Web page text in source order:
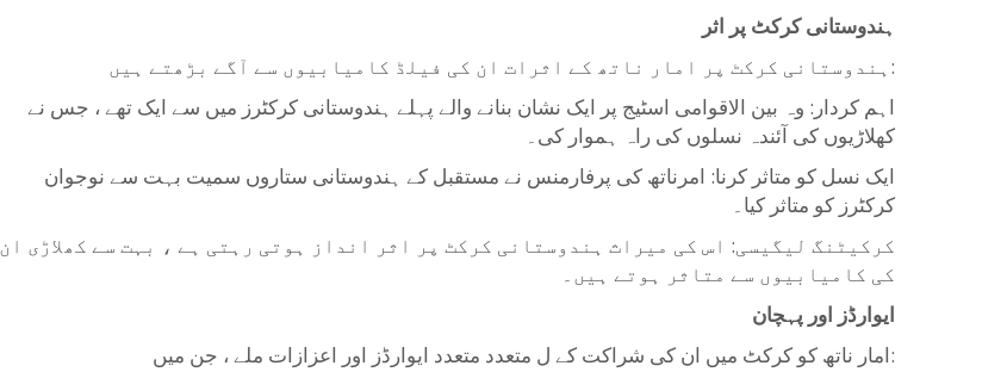
ہندوستانی کرکٹ پر اثر
ہندوستانی کرکٹ پر امار ناتھ کے اثرات ان کی فیلڈ کامیابیوں سے آگے بڑھتے ہیں:
اہم کردار: وہ بین الاقوامی اسٹیج پر ایک نشان بنانے والے پہلے ہندوستانی کرکٹرز میں سے ایک تھے ، جس نے
کھلاڑیوں کی آئندہ نسلوں کی راہ ہموار کی۔
ایک نسل کو متاثر کرنا: امرناتھ کی پرفارمنس نے مستقبل کے ہندوستانی ستاروں سمیت بہت سے نوجوان
کرکٹرز کو متاثر کیا۔
کرکیٹنگ لیگیسی: اس کی میراث ہندوستانی کرکٹ پر اثر انداز ہوتی رہتی ہے ، بہت سے کھلاڑی ان
کی کامیابیوں سے متاثر ہوتے ہیں۔
ایوارڈز اور پہچان
امار ناتھ کو کرکٹ میں ان کی شراکت کے ل متعدد متعدد ایوارڈز اور اعزازات ملے ، جن میں: